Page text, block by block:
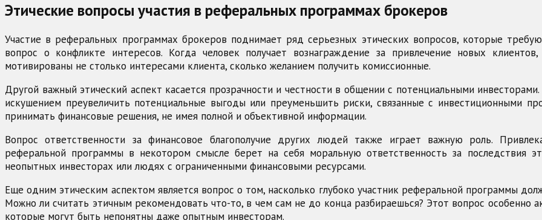
Этические вопросы участия в реферальных программах брокеров
Участие в реферальных программах брокеров поднимает ряд серьезных этических вопросов, которые
вопрос о конфликте интересов. Когда человек получает вознаграждение за привлечение новых
мотивированы не столько интересами клиента, сколько желанием получить комиссионные.
Другой важный этический аспект касается прозрачности и честности в общении с потенциальными
искушением преувеличить потенциальные выгоды или преуменьшить риски, связанные с инвестиционными
принимать финансовые решения, не имея полной и объективной информации.
Вопрос ответственности за финансовое благополучие других людей также играет важную роль.
реферальной программы в некотором смысле берет на себя моральную ответственность за последствия
неопытных инвесторах или людях с ограниченными финансовыми ресурсами.
Еще одним этическим аспектом является вопрос о том, насколько глубоко участник реферальной программы
Можно ли считать этичным рекомендовать что-то, в чем сам не до конца разбираешься? Этот вопрос особенно
которые могут быть непонятны даже опытным инвесторам.